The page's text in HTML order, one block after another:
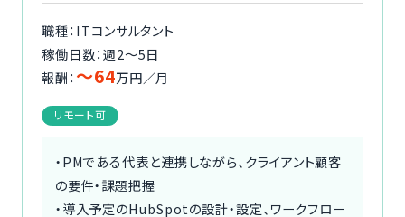
職種：ITコンサルタント
稼働日数：週2〜5日
報酬： 〜64万円／月
リモート可
・PMである代表と連携しながら、クライアント顧客
の要件・課題把握
・導入予定のHubSpotの設計・設定、ワークフロー